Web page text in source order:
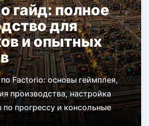
гайд: полное
для
и опытных
Factorio: основы геймплея,
производства, настройка
прогрессу и консольные